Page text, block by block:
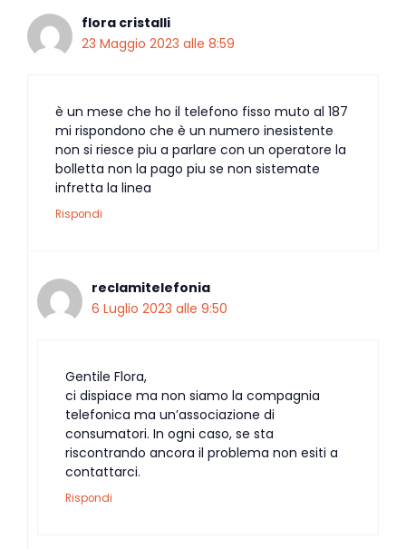
flora cristalli
23 Maggio 2023 alle 8:59
è un mese che ho il telefono fisso muto al 187
mi rispondono che è un numero inesistente
non si riesce piu a parlare con un operatore la
bolletta non la pago piu se non sistemate
infretta la linea
Rispondi
reclamitelefonia
6 Luglio 2023 alle 9:50
Gentile Flora,
ci dispiace ma non siamo la compagnia
telefonica ma un’associazione di
consumatori. In ogni caso, se sta
riscontrando ancora il problema non esiti a
contattarci.
Rispondi